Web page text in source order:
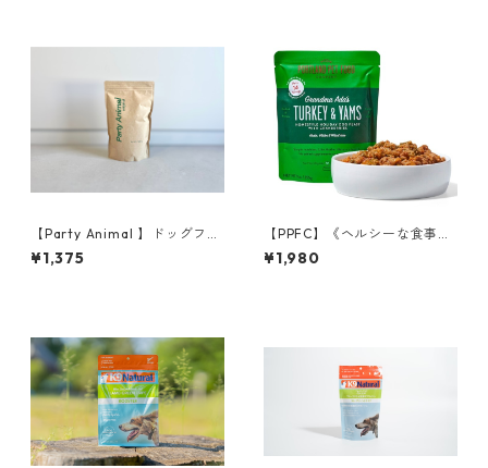
【Party Animal 】ドッグフー
ド／チキン&オーツレシピ 50
0g
¥1,375
【PPFC】《ヘルシーな食事を
求めるワンちゃんに》アダお
ばあちゃん ターキー＆サツ
¥1,980